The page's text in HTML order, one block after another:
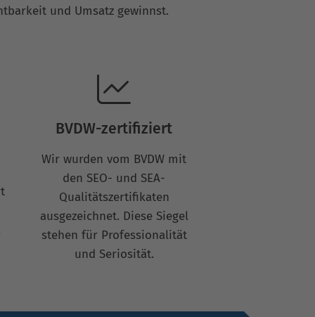
und Umsatz gewinnst.
BVDW-zertifiziert
Wir wurden vom BVDW mit
den SEO- und SEA-
Qualitätszertifikaten
ausgezeichnet. Diese Siegel
stehen für Professionalität
und Seriosität.